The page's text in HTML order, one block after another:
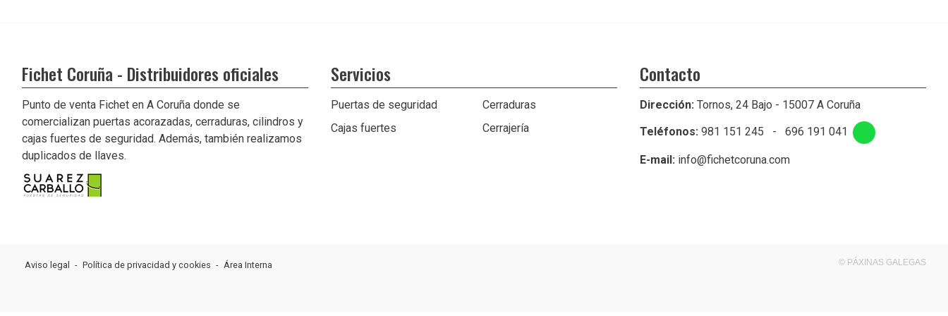
Fichet Coruña - Distribuidores oficiales
Punto de venta Fichet en A Coruña donde se
comercializan puertas acorazadas, cerraduras, cilindros y
cajas fuertes de seguridad. Además, también realizamos
duplicados de llaves.
Servicios
Puertas de seguridad
Cerraduras
Cajas fuertes
Cerrajería
Contacto
Dirección: Tornos, 24 Bajo - 15007 A Coruña
Teléfonos: 981 151 245 - 696 191 041
E-mail: info@fichetcoruna.com
Aviso legal - Política de privacidad y cookies - Área Interna © PÁXINAS GALEGAS